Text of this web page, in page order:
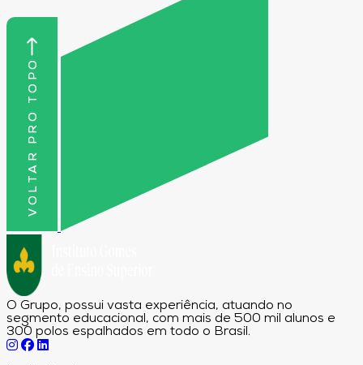
VOLTAR PRO TOPO
O Grupo, possui vasta experiência, atuando no
segmento educacional, com mais de 500 mil alunos e
300 polos espalhados em todo o Brasil.